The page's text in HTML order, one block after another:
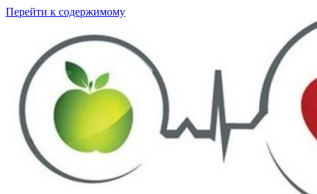
Перейти к содержимому